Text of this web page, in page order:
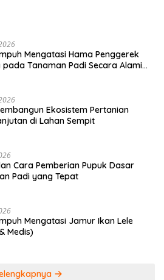
Mengatasi Hama Penggerek
pada Tanaman Padi Secara Alami
Ekosistem Pertanian
di Lahan Sempit
Cara Pemberian Pupuk Dasar
Padi yang Tepat
Mengatasi Jamur Ikan Lele
Medis)